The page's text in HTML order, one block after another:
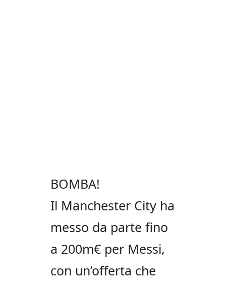
BOMBA!
Il Manchester City ha
messo da parte fino
a 200m€ per Messi,
con un’offerta che